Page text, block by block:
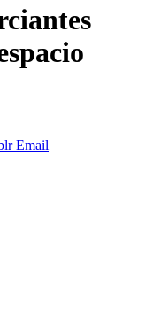
Email